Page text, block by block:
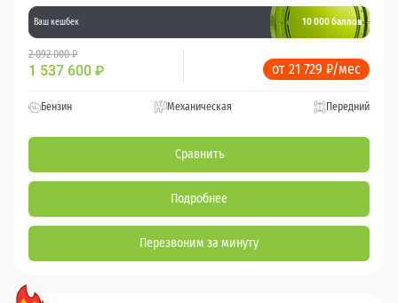
Ваш кешбек 10 000 баллов
2 092 000 ₽
1 537 600 ₽ от 21 729 ₽/мес
Бензин Механическая Передний
Сравнить
Подробнее
Перезвоним за минуту